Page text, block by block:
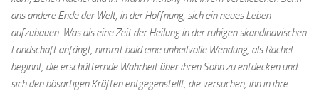
ans andere Ende der Welt, in der Hoffnung, sich ein neues Leben
aufzubauen. Was als eine Zeit der Heilung in der ruhigen skandinavischen
Landschaft anfängt, nimmt bald eine unheilvolle Wendung, als Rachel
beginnt, die erschütternde Wahrheit über ihren Sohn zu entdecken und
sich den bösartigen Kräften entgegenstellt, die versuchen, ihn in ihre